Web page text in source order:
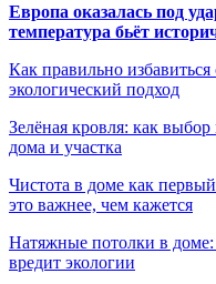
Европа оказалась под
температура бьёт
Как правильно избавиться
экологический подход
Зелёная кровля: как
дома и участка
Чистота в доме как
это важнее, чем кажется
Натяжные потолки в доме:
вредит экологии